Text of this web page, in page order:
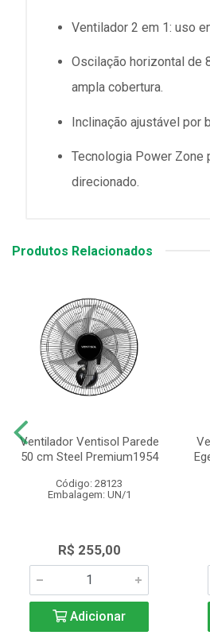
Ventilador 2 em 1: uso
Oscilação horizontal de
ampla cobertura.
Inclinação ajustável por
Tecnologia Power Zone
direcionado.
Produtos Relacionados
Ventilador Ventisol Parede
50 cm Steel Premium1954
Código: 28123
Embalagem: UN/1
R$ 255,00
Adicionar